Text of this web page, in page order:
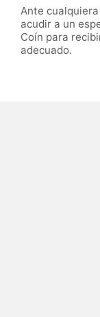
Ante
acudir a un
Coín para
adecuado.